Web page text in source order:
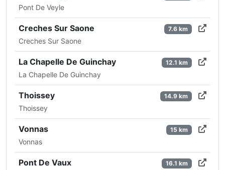
Pont De Veyle
Creches Sur Saone
Creches Sur Saone
7.6 km
La Chapelle De Guinchay
La Chapelle De Guinchay
12.1 km
Thoissey
Thoissey
14.9 km
Vonnas
Vonnas
15 km
Pont De Vaux 16.1 km